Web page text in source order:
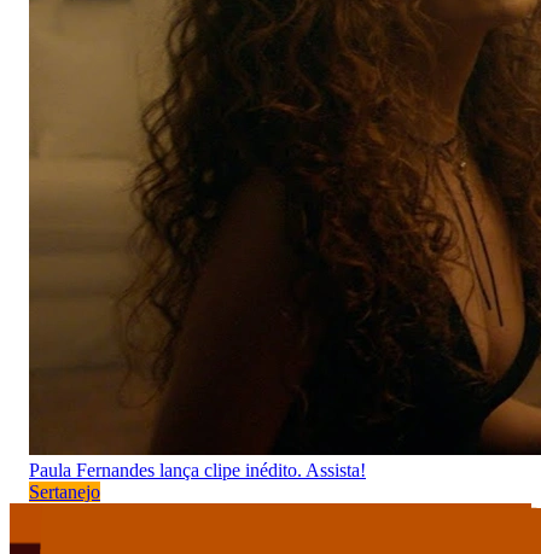
Paula Fernandes lança clipe inédito. Assista!
Sertanejo